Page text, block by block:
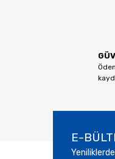
Ürün
Ürün
E-